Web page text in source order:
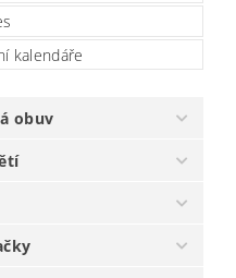
kalendáře
obuv